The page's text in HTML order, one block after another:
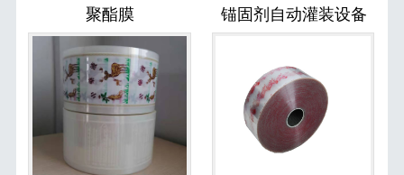
聚酯膜 锚固剂自动灌装设备